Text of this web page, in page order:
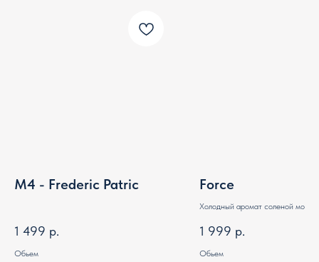
M4 - Frederic Patric
1 499 р.
Обьем
Force
Холодный аромат соленой
1 999 р.
Обьем